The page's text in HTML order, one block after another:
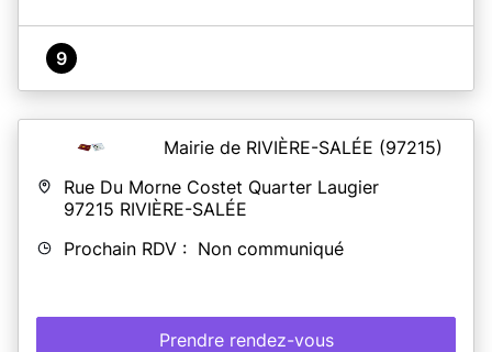
9
Mairie de RIVIÈRE-SALÉE (97215)
Rue Du Morne Costet Quarter Laugier
97215 RIVIÈRE-SALÉE
Prochain RDV : Non communiqué
Prendre rendez-vous